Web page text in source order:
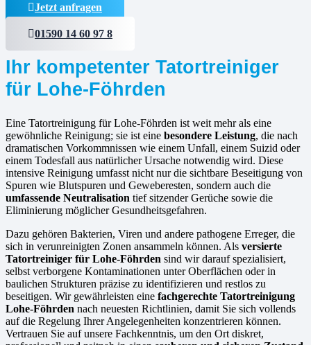
Jetzt anfragen
01590 14 60 97 8
Ihr kompetenter Tatortreiniger
für Lohe-Föhrden
Eine Tatortreinigung für Lohe-Föhrden ist weit mehr als eine
gewöhnliche Reinigung; sie ist eine besondere Leistung, die nach
dramatischen Vorkommnissen wie einem Unfall, einem Suizid oder
einem Todesfall aus natürlicher Ursache notwendig wird. Diese
intensive Reinigung umfasst nicht nur die sichtbare Beseitigung von
Spuren wie Blutspuren und Geweberesten, sondern auch die
umfassende Neutralisation tief sitzender Gerüche sowie die
Eliminierung möglicher Gesundheitsgefahren.
Dazu gehören Bakterien, Viren und andere pathogene Erreger, die
sich in verunreinigten Zonen ansammeln können. Als versierte
Tatortreiniger für Lohe-Föhrden sind wir darauf spezialisiert,
selbst verborgene Kontaminationen unter Oberflächen oder in
baulichen Strukturen präzise zu identifizieren und restlos zu
beseitigen. Wir gewährleisten eine fachgerechte Tatortreinigung
Lohe-Föhrden nach neuesten Richtlinien, damit Sie sich vollends
auf die Regelung Ihrer Angelegenheiten konzentrieren können.
Vertrauen Sie auf unsere Fachkenntnis, um den Ort diskret,